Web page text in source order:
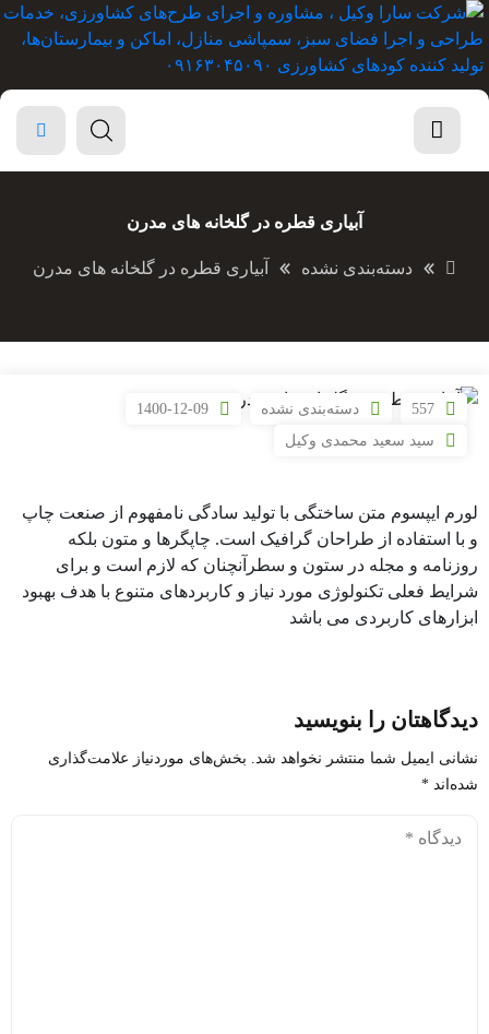
آبیاری قطره در گلخانه های مدرن
دسته‌بندی نشده آبیاری قطره در گلخانه های مدرن
557 دسته‌بندی نشده
1400-12-09
سید سعید محمدی وکیل
لورم ایپسوم متن ساختگی با تولید سادگی نامفهوم از صنعت چاپ
و با استفاده از طراحان گرافیک است. چاپگرها و متون بلکه
روزنامه و مجله در ستون و سطرآنچنان که لازم است و برای
شرایط فعلی تکنولوژی مورد نیاز و کاربردهای متنوع با هدف بهبود
ابزارهای کاربردی می باشد
دیدگاهتان را بنویسید
نشانی ایمیل شما منتشر نخواهد شد. بخش‌های موردنیاز علامت‌گذاری
شده‌اند *
دیدگاه *